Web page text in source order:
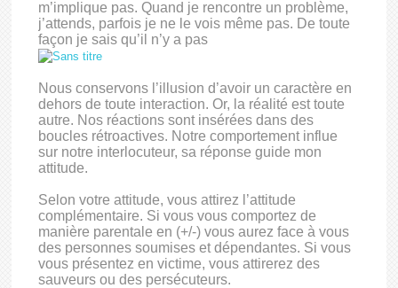
m’implique pas. Quand je rencontre un problème,
j’attends, parfois je ne le vois même pas. De toute
façon je sais qu’il n’y a pas
Nous conservons l’illusion d’avoir un caractère en
dehors de toute interaction. Or, la réalité est toute
autre. Nos réactions sont insérées dans des
boucles rétroactives. Notre comportement influe
sur notre interlocuteur, sa réponse guide mon
attitude.
Selon votre attitude, vous attirez l’attitude
complémentaire. Si vous vous comportez de
manière parentale en (+/-) vous aurez face à vous
des personnes soumises et dépendantes. Si vous
vous présentez en victime, vous attirerez des
sauveurs ou des persécuteurs.